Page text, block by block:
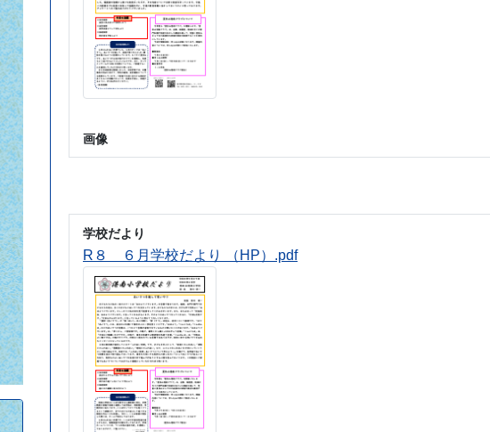
画像
学校だより
R８ ６月学校だより （HP）.pdf